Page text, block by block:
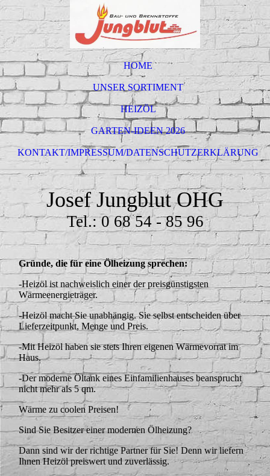
HOME
UNSER SORTIMENT
HEIZÖL
GARTEN-IDEEN 2026
KONTAKT/IMPRESSUM/DATENSCHUTZERKLÄRUNG
Josef Jungblut OHG
Tel.: 0 68 54 - 85 96
Gründe, die für eine Ölheizung sprechen:
-Heizöl ist nachweislich einer der preisgünstigsten
Wärmeenergieträger.
-Heizöl macht Sie unabhängig. Sie selbst entscheiden über
Lieferzeitpunkt, Menge und Preis.
-Mit Heizöl haben sie stets Ihren eigenen Wärmevorrat im
Haus.
-Der moderne Öltank eines Einfamilienhauses beansprucht
nicht mehr als 5 qm.
Wärme zu coolen Preisen!
Sind Sie Besitzer einer modernen Ölheizung?
Dann sind wir der richtige Partner für Sie! Denn wir liefern
Ihnen Heizöl preiswert und zuverlässig.